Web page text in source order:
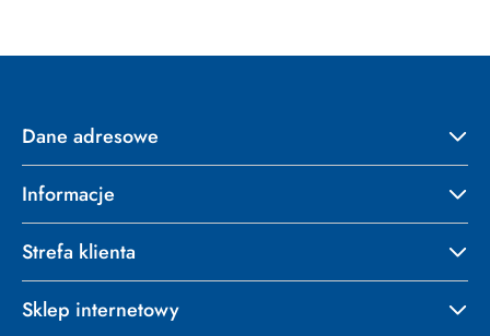
Dane adresowe
Informacje
Strefa klienta
Sklep internetowy